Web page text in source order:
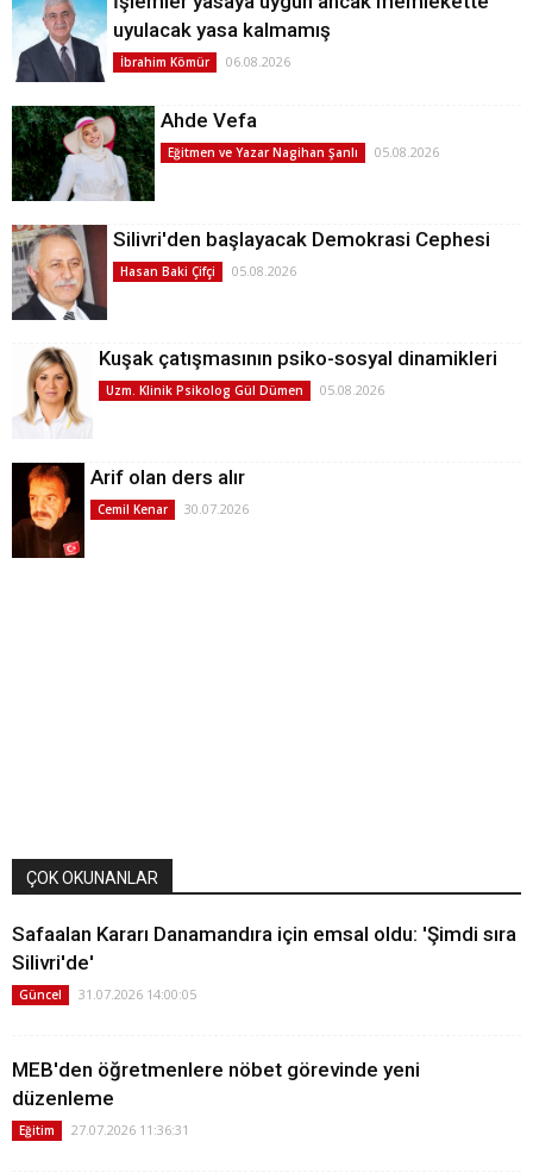
uyulacak yasa kalmamış
İbrahim Kömür 06.08.2026
Ahde Vefa
Eğitmen ve Yazar Nagihan Şanlı 05.08.2026
Silivri'den başlayacak Demokrasi Cephesi
Hasan Baki Çifçi 05.08.2026
Kuşak çatışmasının psiko-sosyal dinamikleri
Uzm. Klinik Psikolog Gül Dümen 05.08.2026
Arif olan ders alır
Cemil Kenar 30.07.2026
ÇOK OKUNANLAR
Safaalan Kararı Danamandıra için emsal oldu: 'Şimdi sıra
Silivri'de'
Güncel 31.07.2026 14:00:05
MEB'den öğretmenlere nöbet görevinde yeni
düzenleme
Eğitim 27.07.2026 11:36:31